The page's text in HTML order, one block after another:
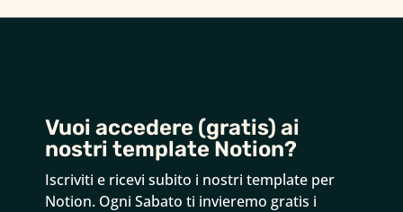
Vuoi accedere (gratis) ai
nostri template Notion?
Iscriviti e ricevi subito i nostri template per
Notion. Ogni Sabato ti invieremo gratis i